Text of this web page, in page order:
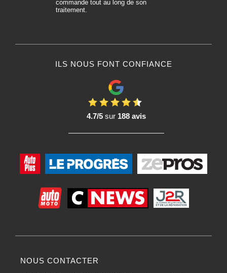
commande tout au long de son
traitement.
ILS NOUS FONT CONFIANCE
4.7/5sur 188 avis
NOUS CONTACTER